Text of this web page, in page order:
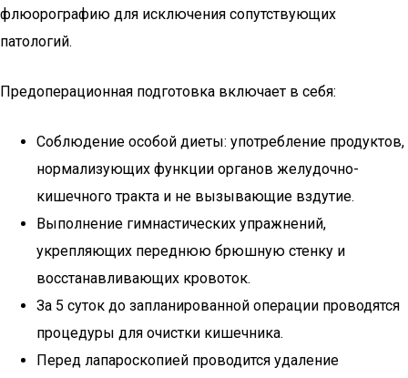
флюорографию для исключения сопутствующих
патологий.
Предоперационная подготовка включает в себя:
Соблюдение особой диеты: употребление продуктов,
нормализующих функции органов желудочно-
кишечного тракта и не вызывающие вздутие.
Выполнение гимнастических упражнений,
укрепляющих переднюю брюшную стенку и
восстанавливающих кровоток.
За 5 суток до запланированной операции проводятся
процедуры для очистки кишечника.
Перед лапароскопией проводится удаление